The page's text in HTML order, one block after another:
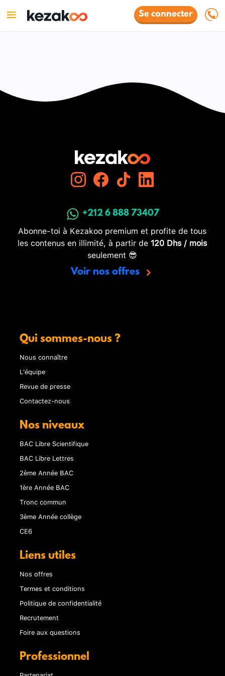
Se connecter
+212 6 888 73407
Abonne-toi à Kezakoo premium et profite de tous
les contenus en illimité, à partir de 120 Dhs / mois
seulement 😎
Voir nos offres
Qui sommes-nous ?
Nous connaître
L'équipe
Revue de presse
Contactez-nous
Nos niveaux
BAC Libre Scientifique
BAC Libre Lettres
2ème Année BAC
1ère Année BAC
Tronc commun
3ème Année collège
CE6
Liens utiles
Nos offres
Termes et conditions
Politique de confidentialité
Recrutement
Foire aux questions
Professionnel